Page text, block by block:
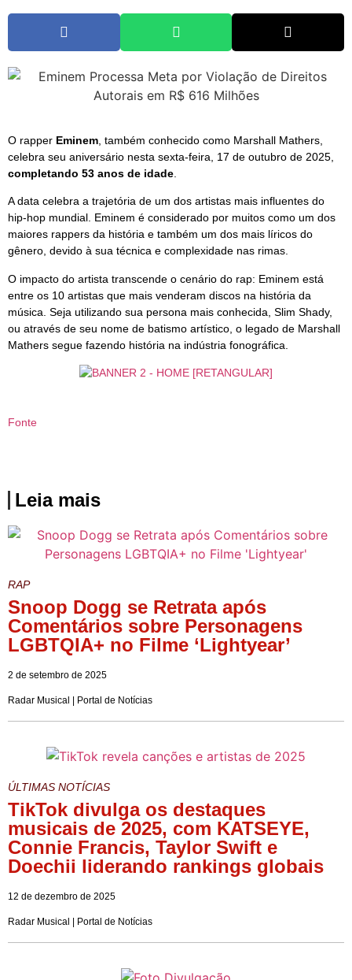
O rapper Eminem , também conhecido como Marshall Mathers,
celebra seu aniversário nesta sexta-feira, 17 de outubro de 2025,
completando 53 anos de idade
A data celebra a trajetória de um dos artistas mais influentes do
hip-hop mundial. Eminem é considerado por muitos como um dos
maiores rappers da história e também um dos mais líricos do
gênero, devido à sua técnica e complexidade nas rimas.
O impacto do artista transcende o cenário do rap: Eminem está
entre os 10 artistas que mais venderam discos na história da
música. Seja utilizando sua persona mais conhecida, Slim Shady,
ou através de seu nome de batismo artístico, o legado de Marshall
Mathers segue fazendo história na indústria fonográfica.
Fonte
Leia mais
RAP
Snoop Dogg se Retrata após
Comentários sobre Personagens
LGBTQIA+ no Filme ‘Lightyear’
2 de setembro de 2025
Radar Musical | Portal de Notícias
ÚLTIMAS NOTÍCIAS
TikTok divulga os destaques
musicais de 2025, com KATSEYE,
Connie Francis, Taylor Swift e
Doechii liderando rankings globais
12 de dezembro de 2025
Radar Musical | Portal de Notícias